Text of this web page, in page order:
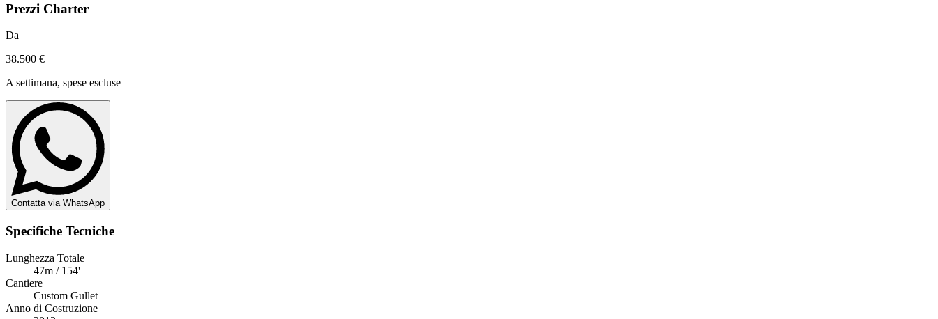
Prezzi Charter
Da
38.500 €
A settimana, spese escluse
Contatta via WhatsApp
Specifiche Tecniche
Lunghezza Totale
47m / 154'
Cantiere
Custom Gullet
Anno di Costruzione